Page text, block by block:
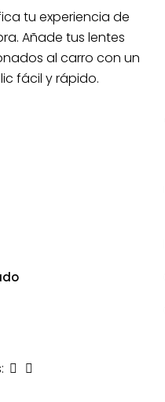
elegir
en
la
página
de
tu experiencia de
Añade tus lentes
al carro con un
fácil y rápido.